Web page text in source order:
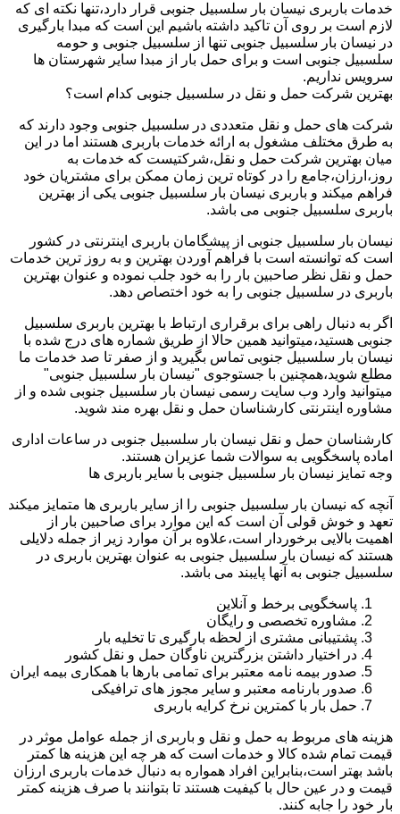
خدمات باربری نیسان بار سلسبیل جنوبی قرار دارد،تنها نکته ای که
لازم است بر روی آن تاکید داشته باشیم این است که مبدا بارگیری
در نیسان بار سلسبیل جنوبی تنها از سلسبیل جنوبی و حومه
سلسبیل جنوبی است و برای حمل بار از مبدا سایر شهرستان ها
سرویس نداریم.
بهترین شرکت حمل و نقل در سلسبیل جنوبی کدام است؟
شرکت های حمل و نقل متعددی در سلسبیل جنوبی وجود دارند که
به طرق مختلف مشغول به ارائه خدمات باربری هستند اما در این
میان بهترین شرکت حمل و نقل،شرکتیست که خدمات به
روز،ارزان،جامع را در کوتاه ترین زمان ممکن برای مشتریان خود
فراهم میکند و باربری نیسان بار سلسبیل جنوبی یکی از بهترین
باربری سلسبیل جنوبی می باشد.
نیسان بار سلسبیل جنوبی از پیشگامان باربری اینترنتی در کشور
است که توانسته است با فراهم آوردن بهترین و به روز ترین خدمات
حمل و نقل نظر صاحبین بار را به خود جلب نموده و عنوان بهترین
باربری در سلسبیل جنوبی را به خود اختصاص دهد.
اگر به دنبال راهی برای برقراری ارتباط با بهترین باربری سلسبیل
جنوبی هستید،میتوانید همین حالا از طریق شماره های درج شده با
نیسان بار سلسبیل جنوبی تماس بگیرید و از صفر تا صد خدمات ما
مطلع شوید،همچنین با جستوجوی "نیسان بار سلسبیل جنوبی"
میتوانید وارد وب سایت رسمی نیسان بار سلسبیل جنوبی شده و از
مشاوره اینترنتی کارشناسان حمل و نقل بهره مند شوید.
کارشناسان حمل و نقل نیسان بار سلسبیل جنوبی در ساعات اداری
اماده پاسخگویی به سوالات شما عزیران هستند.
وجه تمایز نیسان بار سلسبیل جنوبی با سایر باربری ها
آنچه که نیسان بار سلسبیل جنوبی را از سایر باربری ها متمایز میکند
تعهد و خوش قولی آن است که این موارد برای صاحبین بار از
اهمیت بالایی برخوردار است،علاوه بر آن موارد زیر از جمله دلایلی
هستند که نیسان بار سلسبیل جنوبی به عنوان بهترین باربری در
سلسبیل جنوبی به آنها پایبند می باشد.
پاسخگویی برخط و آنلاین
مشاوره تخصصی و رایگان
پشتیبانی مشتری از لحظه بارگیری تا تخلیه بار
در اختیار داشتن بزرگترین ناوگان حمل و نقل کشور
صدور بیمه نامه معتبر برای تمامی بارها با همکاری بیمه ایران
صدور بارنامه معتبر و سایر مجوز های ترافیکی
حمل بار با کمترین نرخ کرایه باربری
هزینه های مربوط به حمل و نقل و باربری از جمله عوامل موثر در
قیمت تمام شده کالا و خدمات است که هر چه این هزینه ها کمتر
باشد بهتر است،بنابراین افراد همواره به دنبال خدمات باربری ارزان
قیمت و در عین حال با کیفیت هستند تا بتوانند با صرف هزینه کمتر
بار خود را جابه کنند.